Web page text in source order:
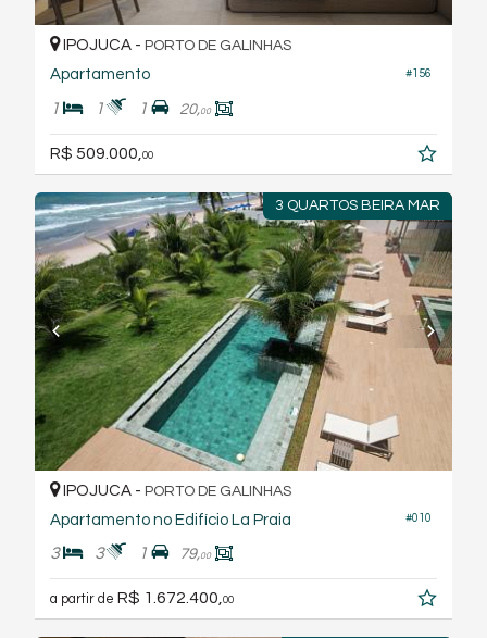
#156
IPOJUCA - PORTO DE GALINHAS
Apartamento
1 1 1 20,00
R$ 509.000, 00
3 QUARTOS BEIRA MAR
#010
IPOJUCA - PORTO DE GALINHAS
Apartamento no Edifício La Praia
3 3 1 79,00
a partir de R$ 1.672.400, 00